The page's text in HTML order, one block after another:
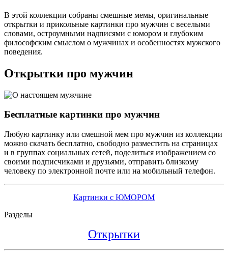
В этой коллекции собраны смешные мемы, оригинальные
открытки и прикольные картинки про мужчин с веселыми
словами, остроумными надписями с юмором и глубоким
философским смыслом о мужчинах и особенностях мужского
поведения.
Открытки про мужчин
Бесплатные картинки про мужчин
Любую картинку или смешной мем про мужчин из коллекции
можно скачать бесплатно, свободно разместить на страницах
и в группах социальных сетей, поделиться изображением со
своими подписчиками и друзьями, отправить близкому
человеку по электронной почте или на мобильный телефон.
Картинки с ЮМОРОМ
Разделы
Открытки